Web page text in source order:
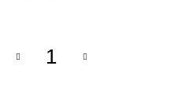
€113